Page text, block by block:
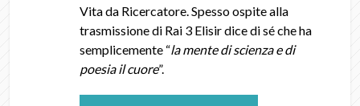
Vita da Ricercatore. Spesso ospite alla
trasmissione di Rai 3 Elisir dice di sé che ha
semplicemente “la mente di scienza e di
poesia il cuore”.